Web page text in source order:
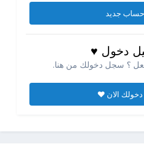
جديد
دخول ♥
؟ سجل دخولك من هنا.
الان ♥